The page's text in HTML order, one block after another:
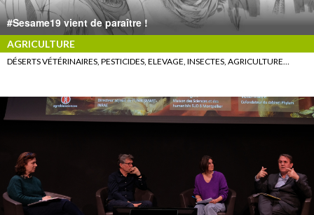
#Sesame19 vient de paraître !
AGRICULTURE
DÉSERTS VÉTÉRINAIRES, PESTICIDES, ELEVAGE, INSECTES, AGRICULTURE…